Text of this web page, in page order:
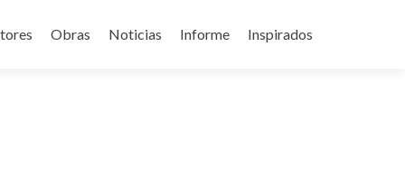
Obras Noticias Informe Inspirados